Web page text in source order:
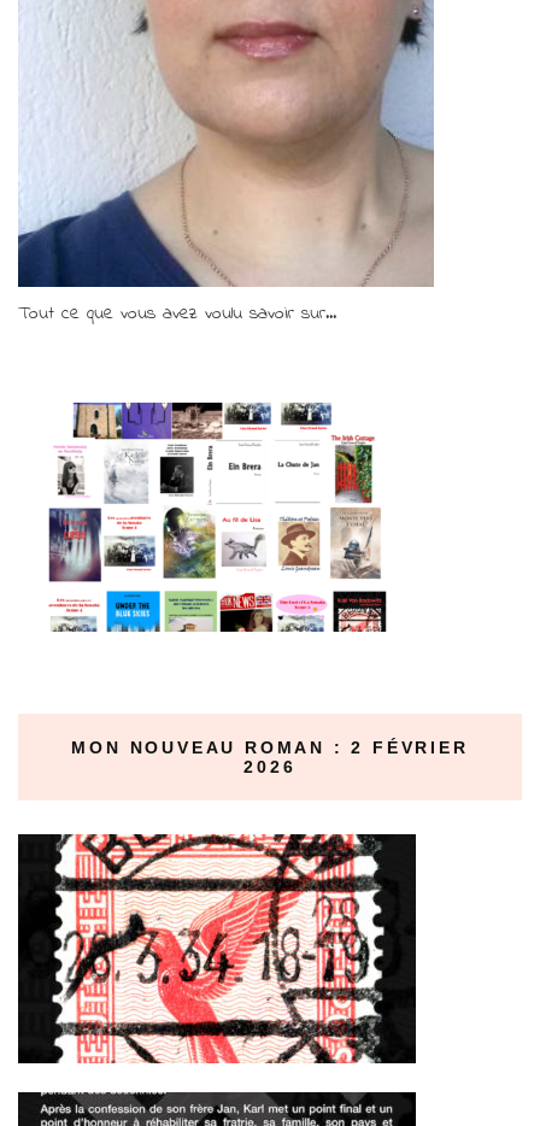
Tout ce que vous avez voulu savoir sur...
MON NOUVEAU ROMAN : 2 FÉVRIER
2026